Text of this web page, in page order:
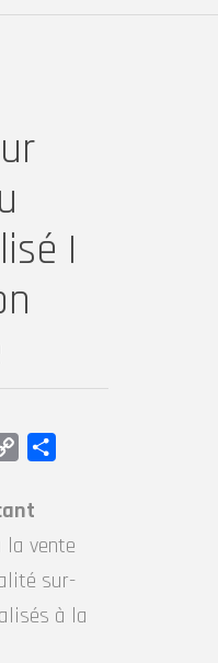
|
Copy
la vente
sur-
à la